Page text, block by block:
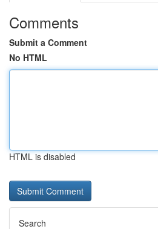
Comments
Submit a Comment
No HTML
HTML is disabled
Search